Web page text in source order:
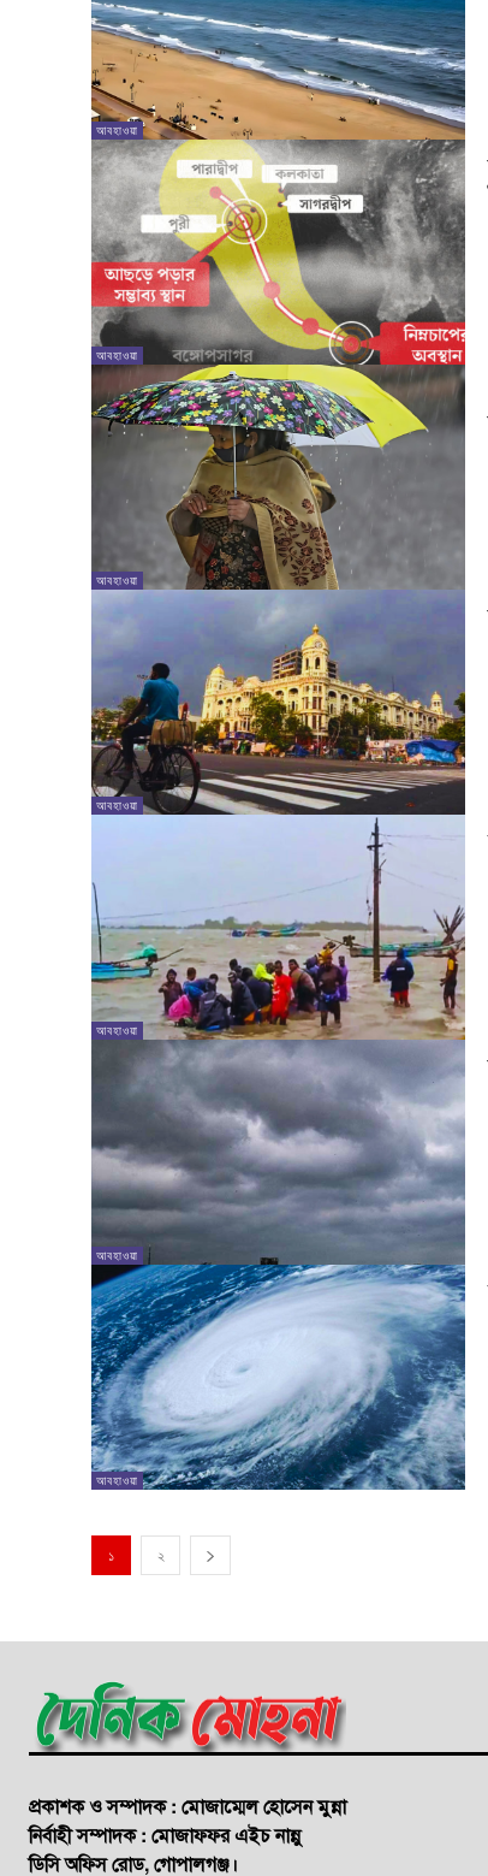
আবহাওয়া
আবহাওয়া
আবহাওয়া
আবহাওয়া
আবহাওয়া
আবহাওয়া
আবহাওয়া
১ ২
প্রকাশক ও সম্পাদক : মোজাম্মেল হোসেন মুন্না
নির্বাহী সম্পাদক : মোজাফফর এইচ নান্নু
ডি‌সি অ‌ফিস রোড, গোপালগঞ্জ।